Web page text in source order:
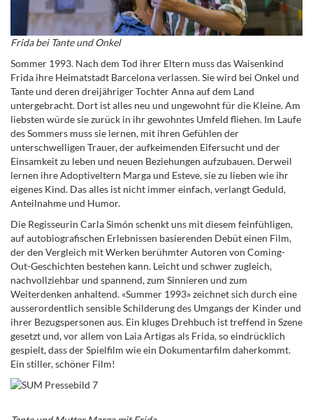
Frida bei Tante und Onkel
Sommer 1993. Nach dem Tod ihrer Eltern muss das Waisenkind
Frida ihre Heimatstadt Barcelona verlassen. Sie wird bei Onkel und
Tante und deren dreijähriger Tochter Anna auf dem Land
untergebracht. Dort ist alles neu und ungewohnt für die Kleine. Am
liebsten würde sie zurück in ihr gewohntes Umfeld fliehen. Im Laufe
des Sommers muss sie lernen, mit ihren Gefühlen der
unterschwelligen Trauer, der aufkeimenden Eifersucht und der
Einsamkeit zu leben und neuen Beziehungen aufzubauen. Derweil
lernen ihre Adoptiveltern Marga und Esteve, sie zu lieben wie ihr
eigenes Kind. Das alles ist nicht immer einfach, verlangt Geduld,
Anteilnahme und Humor.
Die Regisseurin Carla Simón schenkt uns mit diesem feinfühligen,
auf autobiografischen Erlebnissen basierenden Debüt einen Film,
der den Vergleich mit Werken berühmter Autoren von Coming-
Out-Geschichten bestehen kann. Leicht und schwer zugleich,
nachvollziehbar und spannend, zum Sinnieren und zum
Weiterdenken anhaltend. «Summer 1993» zeichnet sich durch eine
ausserordentlich sensible Schilderung des Umgangs der Kinder und
ihrer Bezugspersonen aus. Ein kluges Drehbuch ist treffend in Szene
gesetzt und, vor allem von Laia Artigas als Frida, so eindrücklich
gespielt, dass der Spielfilm wie ein Dokumentarfilm daherkommt.
Ein stiller, schöner Film!